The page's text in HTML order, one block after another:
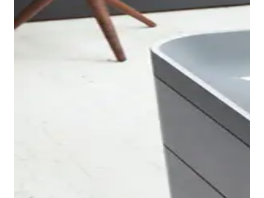
Gli angoli delicati e arrotondati caratterizzano anche
le vasche da bagno Happy D.2 e conferiscono alla
serie un linguaggio formale inconfondibile e
Le vasche sono disponibili nella versione da incasso
oltre che nei modelli centro stanza, da appoggio a
parete e angolare con pannello acrilico integrato in
bianco lucido. Il design accattivante, le dimensioni
esterne compatte e i diversi modelli offrono flessibilità